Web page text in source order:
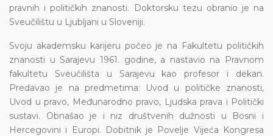
pravnih i političkih znanosti. Doktorsku tezu obranio je na
Sveučilištu u Ljubljani u Sloveniji.
Svoju akademsku karijeru počeo je na Fakultetu političkih
znanosti u Sarajevu 1961. godine, a nastavio na Pravnom
fakultetu Sveučilišta u Sarajevu kao profesor i dekan.
Predavao je na predmetima: Uvod u političke znanosti,
Uvod u pravo, Međunarodno pravo, Ljudska prava i Politički
sustavi. Obnašao je i niz društvenih dužnosti u Bosni i
Hercegovini i Europi. Dobitnik je Povelje Vijeća Kongresa